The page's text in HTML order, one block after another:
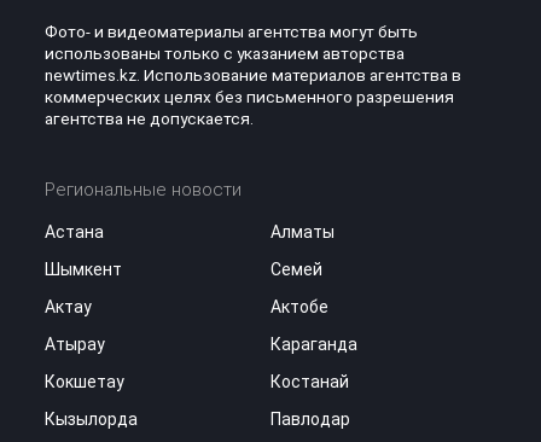
Фото- и видеоматериалы агентства могут быть
использованы только с указанием авторства
newtimes.kz. Использование материалов агентства в
коммерческих целях без письменного разрешения
агентства не допускается.
Региональные новости
Астана
Алматы
Шымкент
Семей
Актау
Актобе
Атырау
Караганда
Кокшетау
Костанай
Кызылорда
Павлодар